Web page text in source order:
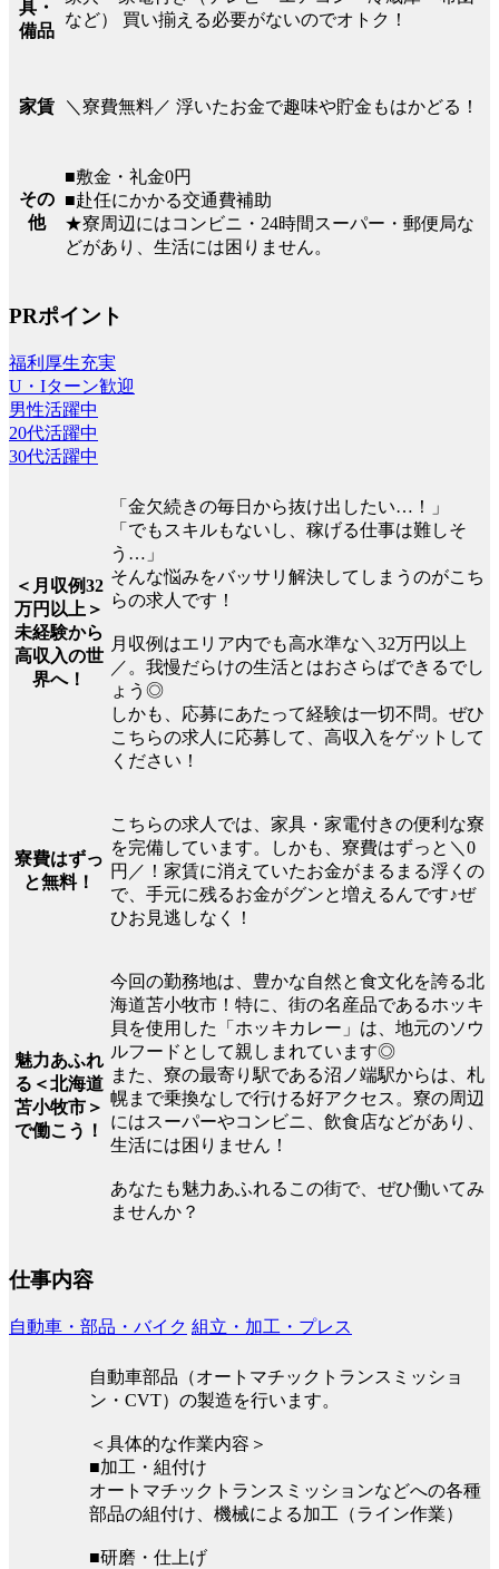
具・
備品
など） 買い揃える必要がないのでオトク！
家賃 ＼寮費無料／ 浮いたお金で趣味や貯金もはかどる！
その
他
■敷金・礼金0円
■赴任にかかる交通費補助
★寮周辺にはコンビニ・24時間スーパー・郵便局な
どがあり、生活には困りません。
PRポイント
福利厚生充実
U・Iターン歓迎
男性活躍中
20代活躍中
30代活躍中
＜月収例32
万円以上＞
未経験から
高収入の世
界へ！
「金欠続きの毎日から抜け出したい…！」
「でもスキルもないし、稼げる仕事は難しそ
う…」
そんな悩みをバッサリ解決してしまうのがこち
らの求人です！
月収例はエリア内でも高水準な＼32万円以上
／。我慢だらけの生活とはおさらばできるでし
ょう◎
しかも、応募にあたって経験は一切不問。ぜひ
こちらの求人に応募して、高収入をゲットして
ください！
寮費はずっ
と無料！
こちらの求人では、家具・家電付きの便利な寮
を完備しています。しかも、寮費はずっと＼0
円／！家賃に消えていたお金がまるまる浮くの
で、手元に残るお金がグンと増えるんです♪ぜ
ひお見逃しなく！
魅力あふれ
る＜北海道
苫小牧市＞
で働こう！
今回の勤務地は、豊かな自然と食文化を誇る北
海道苫小牧市！特に、街の名産品であるホッキ
貝を使用した「ホッキカレー」は、地元のソウ
ルフードとして親しまれています◎
また、寮の最寄り駅である沼ノ端駅からは、札
幌まで乗換なしで行ける好アクセス。寮の周辺
にはスーパーやコンビニ、飲食店などがあり、
生活には困りません！
あなたも魅力あふれるこの街で、ぜひ働いてみ
ませんか？
仕事内容
自動車・部品・バイク 組立・加工・プレス
自動車部品（オートマチックトランスミッショ
ン・CVT）の製造を行います。
＜具体的な作業内容＞
■加工・組付け
オートマチックトランスミッションなどへの各種
部品の組付け、機械による加工（ライン作業）
■研磨・仕上げ